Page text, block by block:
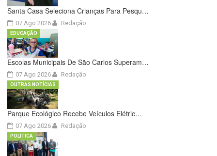
Santa Casa Seleciona Crianças Para Pesqu…
07 Ago 2026 Redação
Escolas Municipais De São Carlos Superam…
07 Ago 2026
EDUCAÇÃO
Redação
Parque Ecológico Recebe Veículos Elétric…
07 Ago 2026
OUTRAS NOTÍCIAS
Redação
POLÍTICA